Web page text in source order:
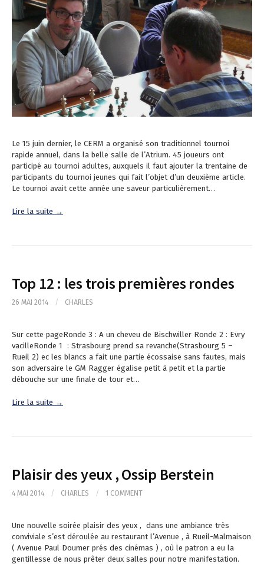
Le 15 juin dernier, le CERM a organisé son traditionnel tournoi
rapide annuel, dans la belle salle de l’Atrium. 45 joueurs ont
participé au tournoi adultes, auxquels il faut ajouter la trentaine de
participants du tournoi jeunes qui fait l’objet d’un deuxième article.
Le tournoi avait cette année une saveur particulièrement…
Lire la suite →
Top 12 : les trois premières rondes
26 MAI 2014 / CHARLES
Sur cette pageRonde 3 : A un cheveu de Bischwiller Ronde 2 : Evry
vacilleRonde 1 : Strasbourg prend sa revanche(Strasbourg 5 –
Rueil 2) ec les blancs a fait une partie écossaise sans fautes, mais
son adversaire le GM Ragger égalise petit à petit et la partie
débouche sur une finale de tour et…
Lire la suite →
Plaisir des yeux , Ossip Berstein
4 MAI 2014 / CHARLES / 1 COMMENT
Une nouvelle soirée plaisir des yeux , dans une ambiance très
conviviale s’est déroulée au restaurant l’Avenue , à Rueil-Malmaison
( Avenue Paul Doumer prés des cinémas ) , où le patron a eu la
gentillesse de nous prêter deux salles pour notre manifestation.